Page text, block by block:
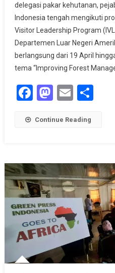
delegasi pakar kehutanan,
Indonesia tengah mengikuti
Visitor Leadership Program
Departemen Luar Negeri
berlangsung dari 19 April
tema “Improving Forest
Facebook
Mastodon
Email
Continue Reading